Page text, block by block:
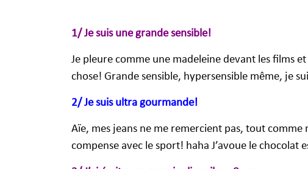
1/ Je suis une grande sensible!
Je pleure comme une madeleine devant les films
chose! Grande sensible, hypersensible même, je
2/ Je suis ultra gourmande!
Aïe, mes jeans ne me remercient pas, tout
compense avec le sport! haha J’avoue le chocolat